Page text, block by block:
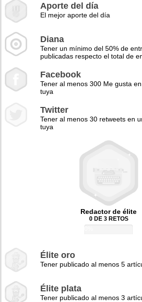
Aporte del día
El mejor aporte del día
Diana
Tener un mínimo del 50% de
publicadas respecto el total de
Facebook
Tener al menos 300 Me gusta
tuya
Twitter
Tener al menos 30 retweets en
tuya
Redactor de élite
0 DE 3 RETOS
Élite oro
Tener publicado al menos 5
Élite plata
Tener publicado al menos 3